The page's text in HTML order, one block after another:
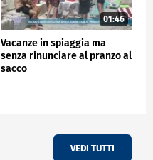
01:46
Vacanze in spiaggia ma
senza rinunciare al pranzo al
sacco
VEDI TUTTI